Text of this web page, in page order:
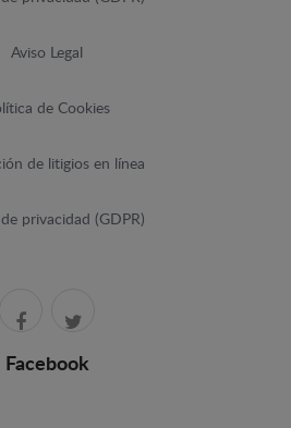
Aviso Legal
de Cookies
de litigios en línea
privacidad (GDPR)
Facebook